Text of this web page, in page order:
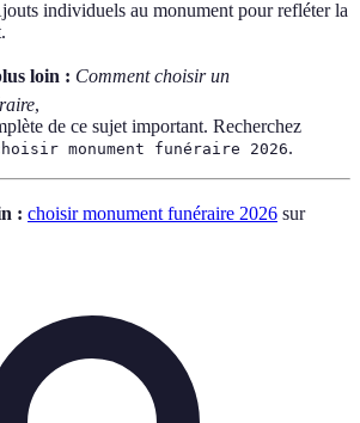
individuels au monument pour refléter la
loin : Comment choisir un
,
de ce sujet important. Recherchez
monument funéraire 2026.
: choisir monument funéraire 2026 sur